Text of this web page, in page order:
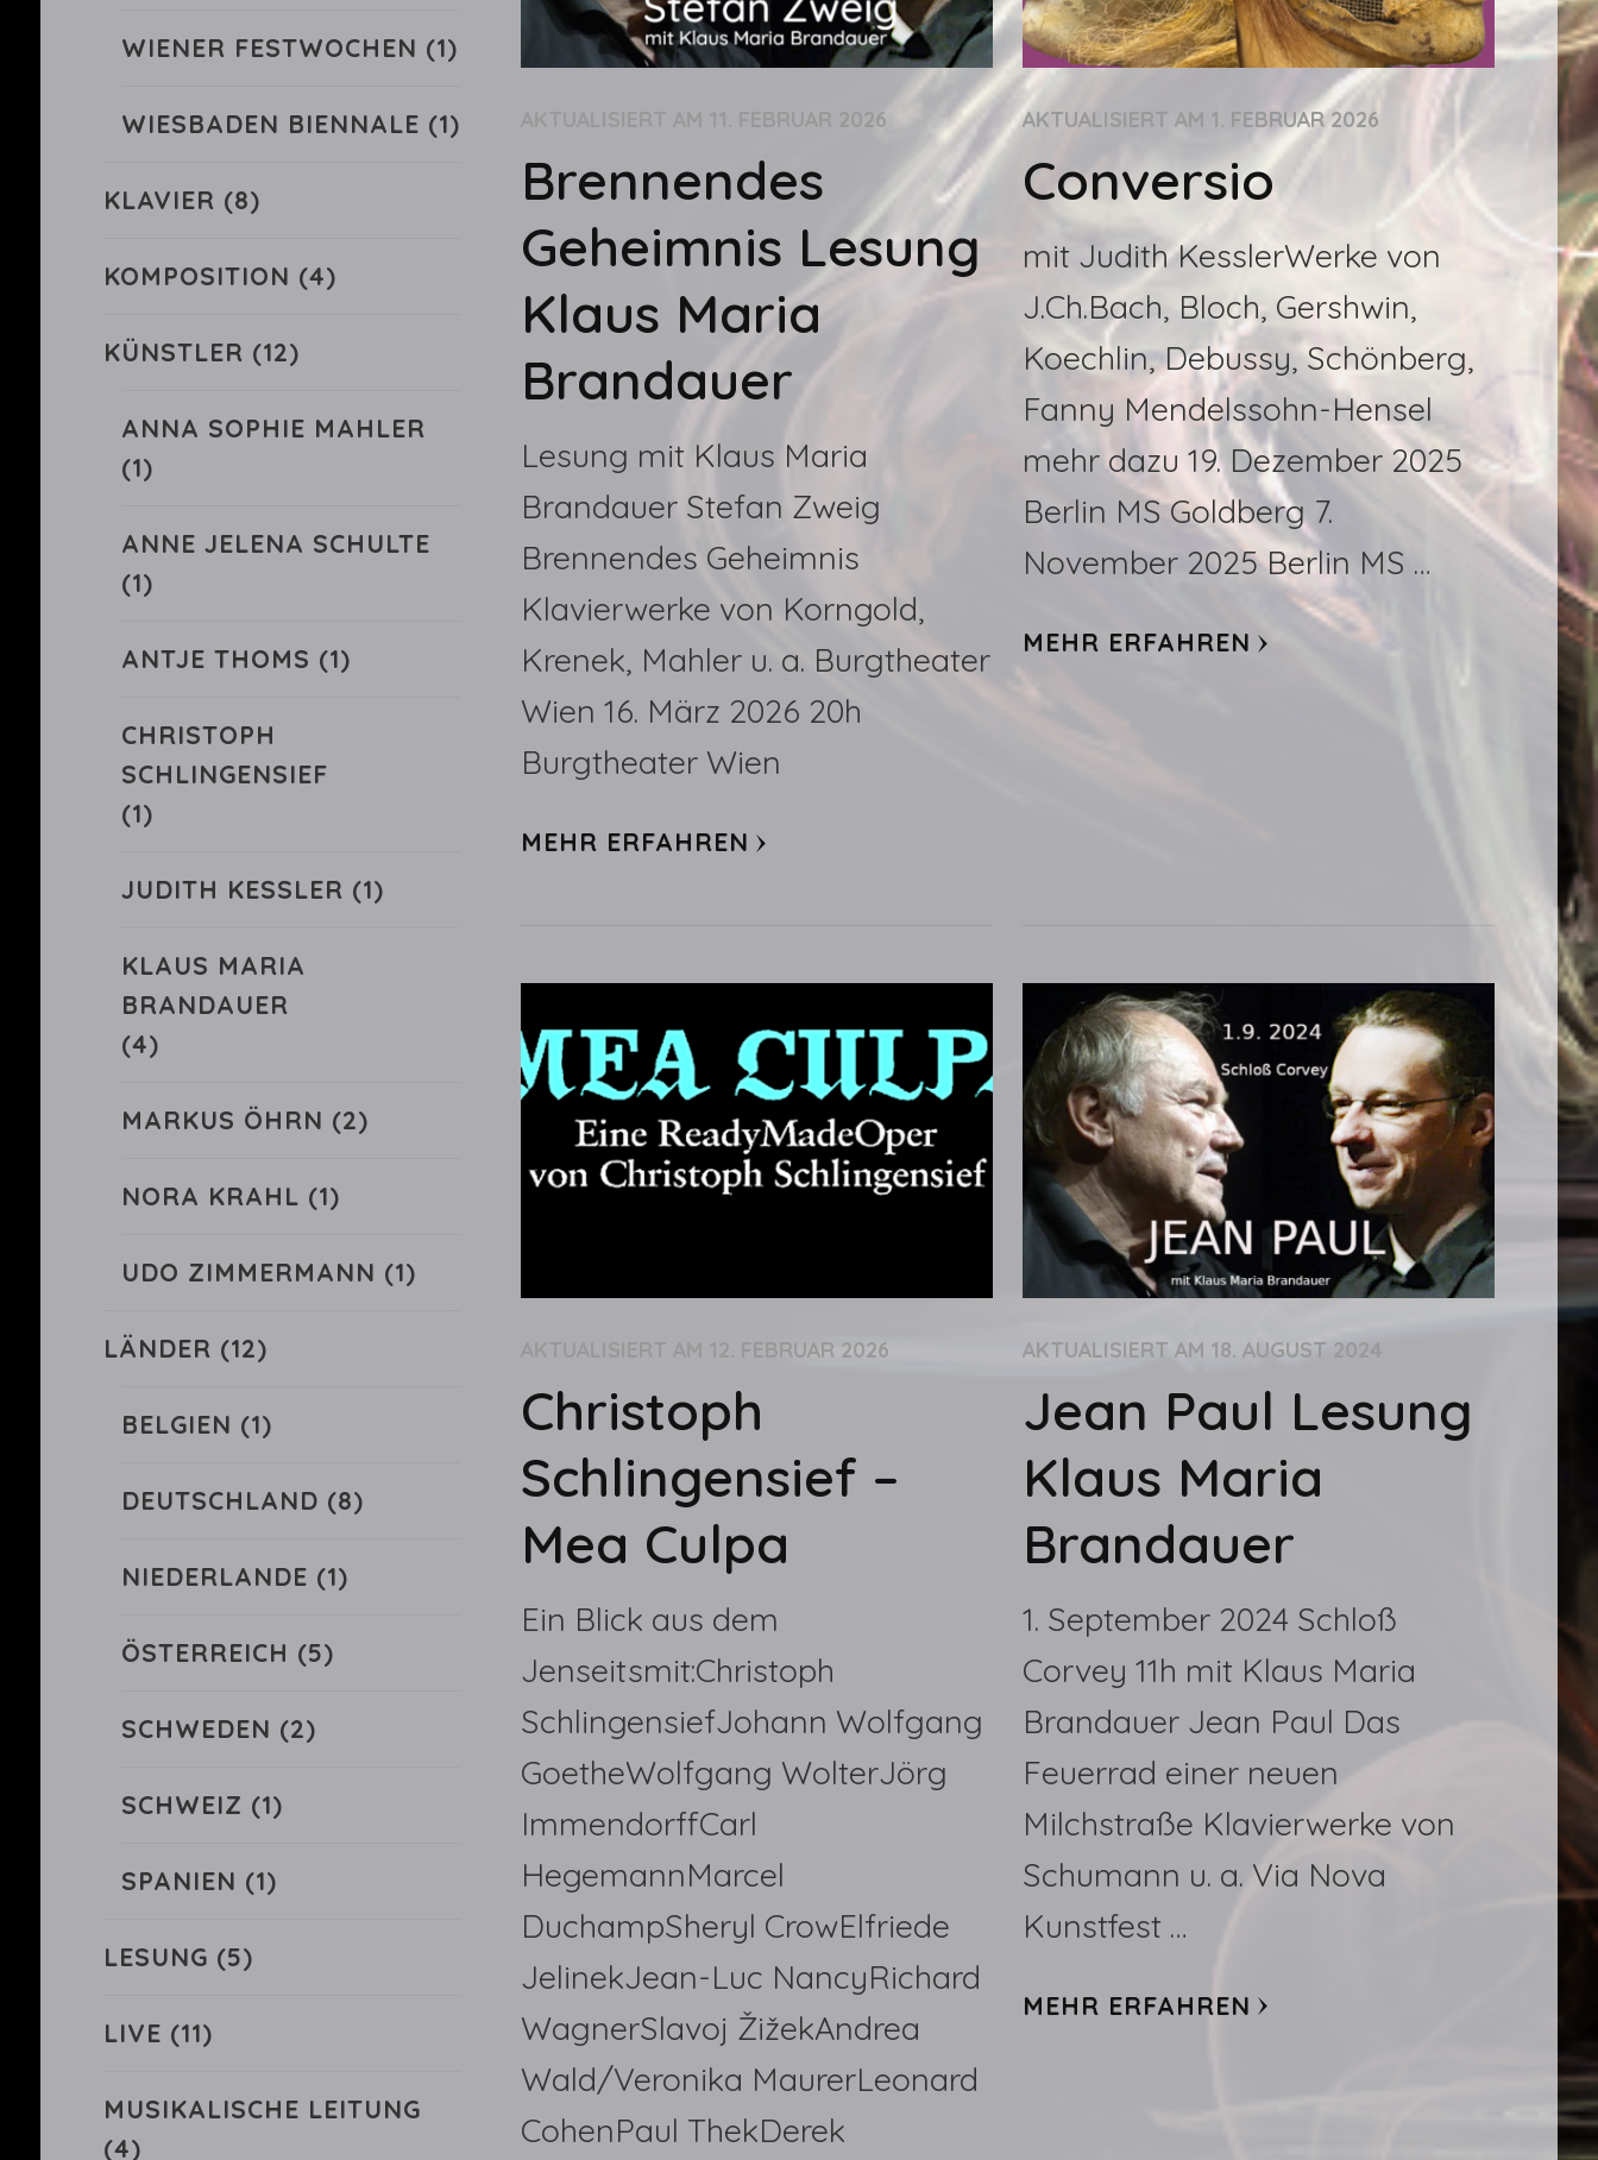
AKTUALISIERT AM 11. FEBRUAR 2026
Brennendes
Geheimnis Lesung
Klaus Maria
Brandauer
Lesung mit Klaus Maria
Brandauer Stefan Zweig
Brennendes Geheimnis
Klavierwerke von Korngold,
Krenek, Mahler u. a. Burgtheater
Wien 16. März 2026 20h
Burgtheater Wien
MEHR ERFAHREN
AKTUALISIERT AM 1. FEBRUAR 2026
Conversio
mit Judith KesslerWerke von
J.Ch.Bach, Bloch, Gershwin,
Koechlin, Debussy, Schönberg,
Fanny Mendelssohn-Hensel
mehr dazu 19. Dezember 2025
Berlin MS Goldberg 7.
November 2025 Berlin MS …
MEHR ERFAHREN
AKTUALISIERT AM 12. FEBRUAR 2026
Christoph
Schlingensief –
Mea Culpa
Ein Blick aus dem
Jenseitsmit:Christoph
SchlingensiefJohann Wolfgang
GoetheWolfgang WolterJörg
ImmendorffCarl
HegemannMarcel
DuchampSheryl CrowElfriede
JelinekJean-Luc NancyRichard
WagnerSlavoj ŽižekAndrea
Wald/Veronika MaurerLeonard
CohenPaul ThekDerek
AKTUALISIERT AM 18. AUGUST 2024
Jean Paul Lesung
Klaus Maria
Brandauer
1. September 2024 Schloß
Corvey 11h mit Klaus Maria
Brandauer Jean Paul Das
Feuerrad einer neuen
Milchstraße Klavierwerke von
Schumann u. a. Via Nova
Kunstfest …
MEHR ERFAHREN
WIENER FESTWOCHEN (1)
WIESBADEN BIENNALE (1)
KLAVIER (8)
KOMPOSITION (4)
KÜNSTLER (12)
ANNA SOPHIE MAHLER
(1)
ANNE JELENA SCHULTE
(1)
ANTJE THOMS (1)
CHRISTOPH
SCHLINGENSIEF
(1)
JUDITH KESSLER (1)
KLAUS MARIA
BRANDAUER
(4)
MARKUS ÖHRN (2)
NORA KRAHL (1)
UDO ZIMMERMANN (1)
LÄNDER (12)
BELGIEN (1)
DEUTSCHLAND (8)
NIEDERLANDE (1)
ÖSTERREICH (5)
SCHWEDEN (2)
SCHWEIZ (1)
SPANIEN (1)
LESUNG (5)
LIVE (11)
MUSIKALISCHE LEITUNG
(4)